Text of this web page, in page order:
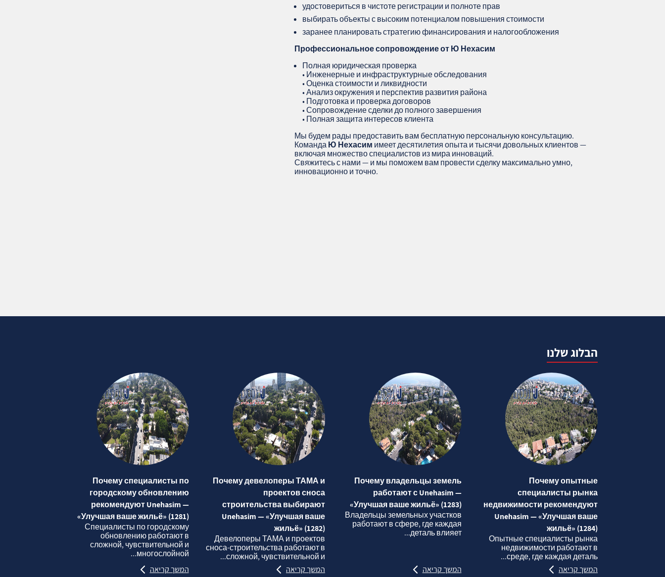
удостовериться в чистоте регистрации и полноте прав
выбирать объекты с высоким потенциалом повышения стоимости
заранее планировать стратегию финансирования и налогообложения
Профессиональное сопровождение от Ю Нехасим
Полная юридическая проверка
• Инженерные и инфраструктурные обследования
• Оценка стоимости и ликвидности
• Анализ окружения и перспектив развития района
• Подготовка и проверка договоров
• Сопровождение сделки до полного завершения
• Полная защита интересов клиента
Мы будем рады предоставить вам бесплатную персональную консультацию.
КомандаЮ Нехасим имеет десятилетия опыта и тысячи довольных клиентов —
включая множество специалистов из мира инноваций.
Свяжитесь с нами — и мы поможем вам провести сделку максимально умно,
инновационно и точно.
הבלוג שלנו
Почему опытные
специалисты рынка
недвижимости рекомендуют
Unehasim — «Улучшая ваше
жильё» (1284)
Опытные специалисты рынка
недвижимости работают в
среде, где каждая деталь...
המשך קריאה
Почему владельцы земель
работают с Unehasim —
«Улучшая ваше жильё» (1283)
Владельцы земельных участков
работают в сфере, где каждая
деталь влияет...
המשך קריאה
Почему девелоперы ТАМА и
проектов сноса
строительства выбирают
Unehasim — «Улучшая ваше
жильё» (1282)
Девелоперы ТАМА и проектов
сноса‑строительства работают в
сложной, чувствительной и...
המשך קריאה
Почему специалисты по
городскому обновлению
рекомендуют Unehasim —
«Улучшая ваше жильё» (1281)
Специалисты по городскому
обновлению работают в
сложной, чувствительной и
многослойной...
המשך קריאה